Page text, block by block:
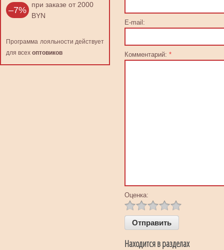
E-mail:
Комментарий: *
Оценка:
Находится в разделах
–7%
при заказе от 2000
BYN
Программа лояльности действует
для всех оптовиков